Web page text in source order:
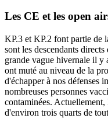
Les CE et les open
KP.3 et KP.2 font partie de
sont les descendants
grande vague hivernale il y
ont muté au niveau de la
d'échapper à nos défenses
nombreuses personnes
contaminées.
d'environ trois quarts de